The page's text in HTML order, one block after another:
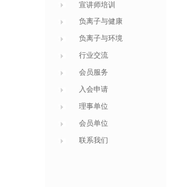
宣讲师培训
负离子与健康
负离子与环境
行业交流
会员服务
入会申请
理事单位
会员单位
联系我们